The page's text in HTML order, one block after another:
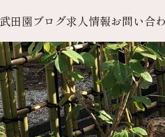
武田園ブログ求人情報お問い合